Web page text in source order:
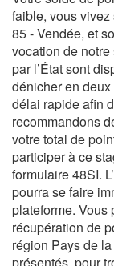
faible, vous
85 - Vendée, et
vocation de notre
par l’État sont
dénicher en
délai rapide afin
recommandons
votre total de
participer à ce
formulaire 48SI.
pourra se faire
plateforme. Vous
récupération de
région Pays de